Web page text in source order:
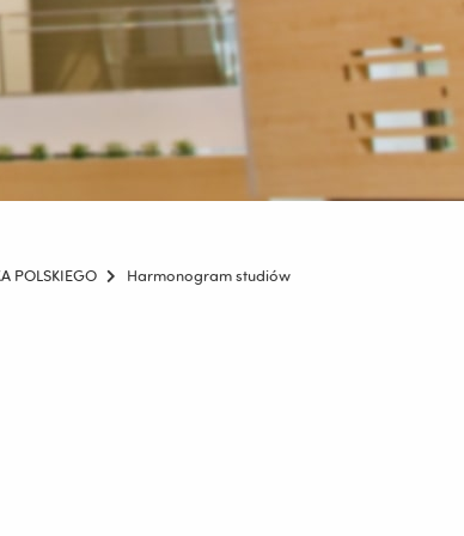
POLSKIEGO Harmonogram studiów